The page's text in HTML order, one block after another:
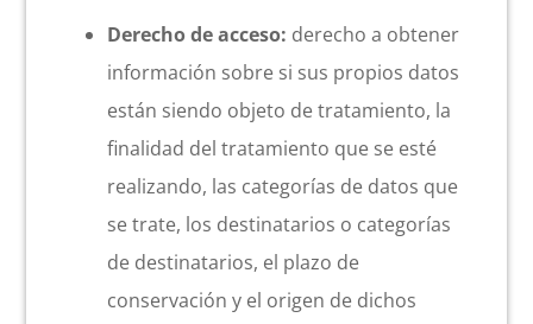
Derecho de acceso: derecho a obtener
información sobre si sus propios datos
están siendo objeto de tratamiento, la
finalidad del tratamiento que se esté
realizando, las categorías de datos que
se trate, los destinatarios o categorías
de destinatarios, el plazo de
conservación y el origen de dichos